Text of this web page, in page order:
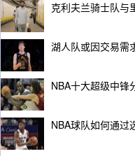
克利夫兰骑士队与
湖人队或因交易需
NBA十大超级中锋
NBA球队如何通过